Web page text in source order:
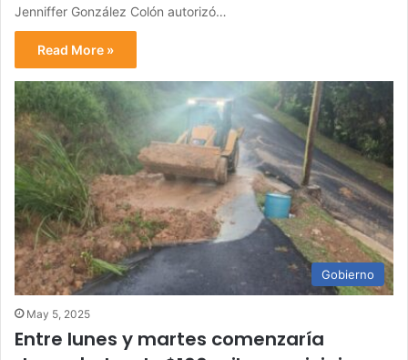
Jenniffer González Colón autorizó…
Read More »
Gobierno
May 5, 2025
Entre lunes y martes comenzaría